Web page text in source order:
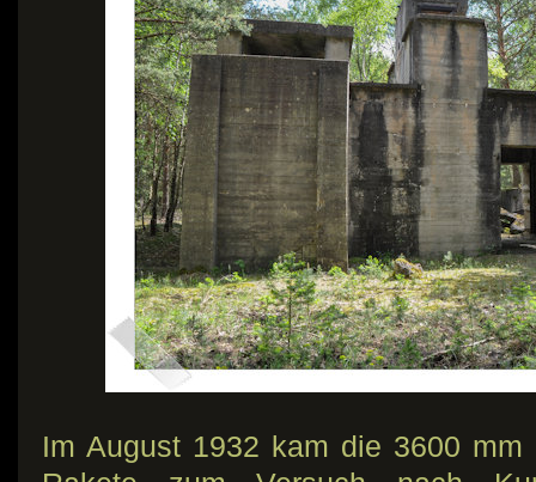
Im August 1932 kam die 3600